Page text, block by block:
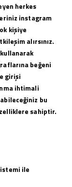
herkes
instagram
kişiye
alırsınız.
beğeni
girişi
ihtimali
bu
sahiptir.
ile